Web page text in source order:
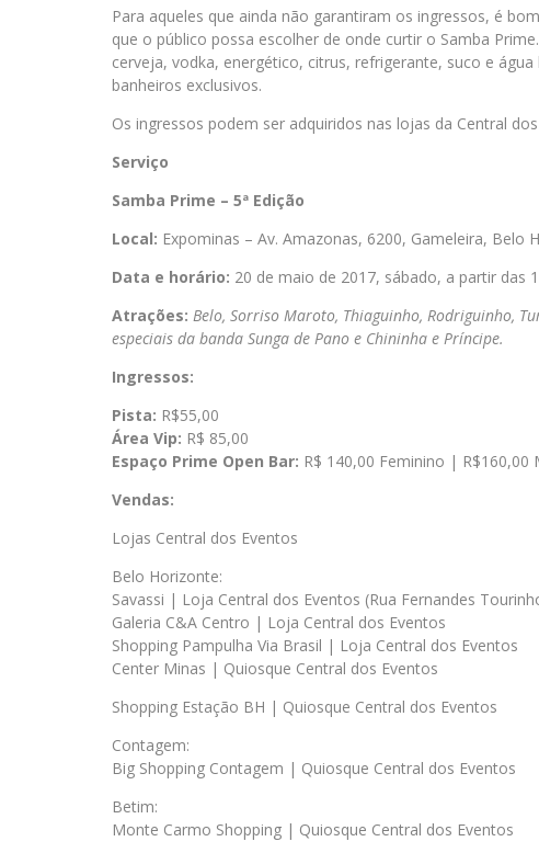
Para aqueles que ainda não garantiram os ingressos, é
que o público possa escolher de onde curtir o Samba
cerveja, vodka, energético, citrus, refrigerante, suco e
banheiros exclusivos.
Os ingressos podem ser adquiridos nas lojas da Central
Serviço
Samba Prime – 5ª Edição
Local: Expominas – Av. Amazonas, 6200, Gameleira, Belo
Data e horário: 20 de maio de 2017, sábado, a partir das
Atrações: Belo, Sorriso Maroto, Thiaguinho, Rodriguinho,
especiais da banda Sunga de Pano e Chininha e Príncipe.
Ingressos:
Pista: R$55,00
Área Vip: R$ 85,00
Espaço Prime Open Bar: R$ 140,00 Feminino | R$160,00
Vendas:
Lojas Central dos Eventos
Belo Horizonte:
Savassi | Loja Central dos Eventos (Rua Fernandes
Galeria C&A Centro | Loja Central dos Eventos
Shopping Pampulha Via Brasil | Loja Central dos Eventos
Center Minas | Quiosque Central dos Eventos
Shopping Estação BH | Quiosque Central dos Eventos
Contagem:
Big Shopping Contagem | Quiosque Central dos Eventos
Betim:
Monte Carmo Shopping | Quiosque Central dos Eventos